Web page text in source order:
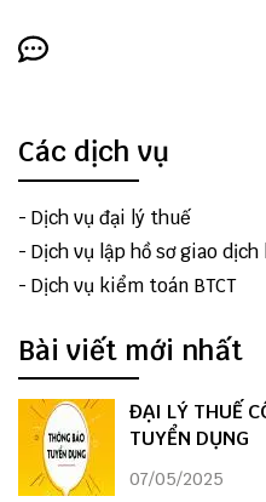
Các dịch vụ
- Dịch vụ đại lý thuế
- Dịch vụ lập hồ sơ giao
- Dịch vụ kiểm toán BTCT
Bài viết mới nhất
ĐẠI LÝ THUẾ
TUYỂN DỤNG
07/05/2025